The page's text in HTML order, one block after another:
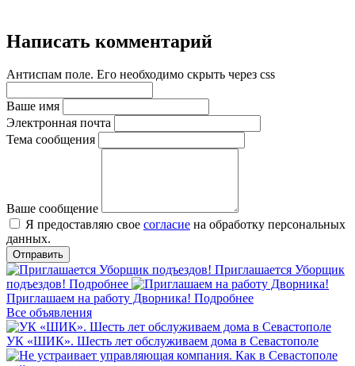
Написать комментарий
Антиспам поле. Его необходимо скрыть через css
Ваше имя
Электронная почта
Тема сообщения
Ваше сообщение
Я предоставляю свое согласие на обработку персональных
данных.
Приглашается Уборщик
подъездов! Подробнее
Приглашаем на работу Дворника! Подробнее
Все объявления
УК «ШИК». Шесть лет обслуживаем дома в Севастополе